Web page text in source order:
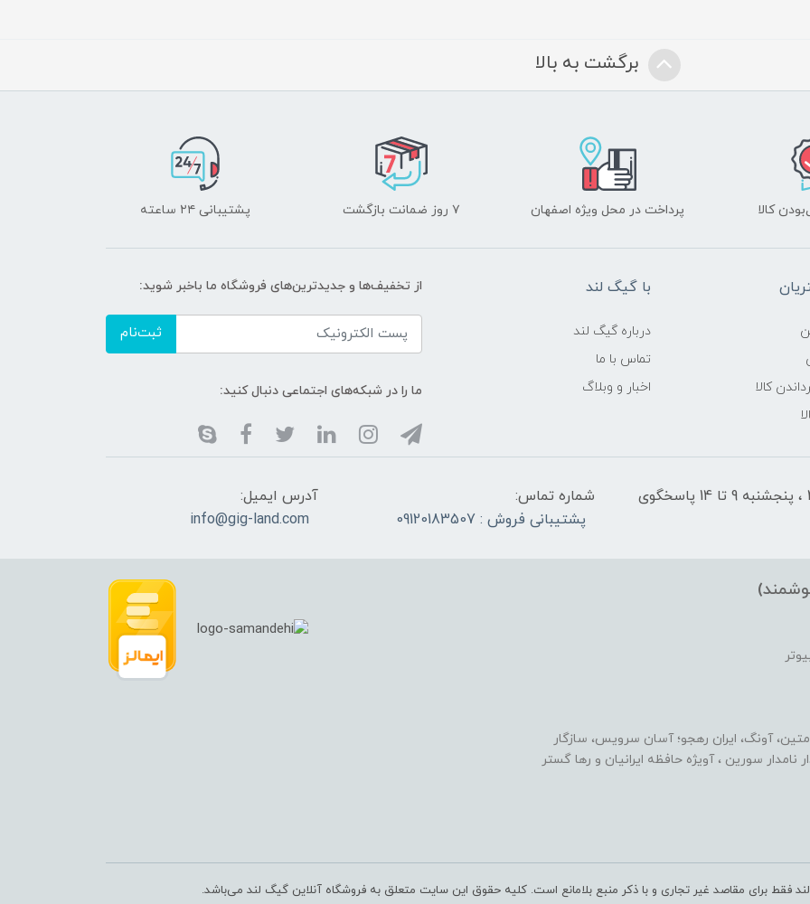
برگشت به بالا
کالا پرداخت در محل ویژه اصفهان ۷ روز ضمانت بازگشت پشتیبانی ۲۴ ساعته
کالا
با گیگ لند
درباره گیگ لند
تماس با ما
اخبار و وبلاگ
از تخفیف‌ها و جدیدترین‌های فروشگاه ما باخبر شوید:
ثبت‌نام
ما را در شبکه‌های اجتماعی دنبال کنید:
شنبه تا چهارشنبه از ساعت 9 الی ۱4 و 17:30 الی ۲1 ، پنجشنبه 9 تا 14 پاسخگوی
شماره تماس:
پشتیبانی فروش : 09120183507
آدرس ایمیل:
info@gig-land.com
آونگ، ایران رهجو؛ آسان سرویس، سازگار
نامدار سورین ، آویژه حافظه ایرانیان و رها گستر
فقط برای مقاصد غیر تجاری و با ذکر منبع بلامانع است. کلیه حقوق این سایت متعلق به فروشگاه آنلاین گیگ لند می‌باشد.